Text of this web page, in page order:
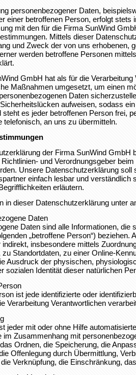
personenbezogener Daten,
einer betroffenen Person, erfolgt
mit den für die Firma SunWind
Mittels dieser
und Zweck der von uns erhobenen,
werden betroffene Personen
GmbH hat als für die
Maßnahmen umgesetzt, um einen
Daten
aufweisen, sodass
es jeder betroffenen Person frei,
telefonisch, an uns zu übermitteln.
der Firma SunWind GmbH
und Verordnungsgeber
Unsere Datenschutzerklärung
einfach lesbar und
erläutern.
in dieser Datenschutzerklärung unter
Daten
Daten sind alle Informationen, die
„betroffene Person“)
indirekt, insbesondere mittels
zu Standortdaten, zu einer Online-
Ausdruck der physischen,
sozialen Identität dieser natürlichen
ist jede identifizierte oder
Verarbeitung Verantwortlichen
jeder mit oder ohne Hilfe
im Zusammenhang mit
Ordnen, die Speicherung, die
Offenlegung durch Übermittlung,
Verknüpfung, die Einschränkung,